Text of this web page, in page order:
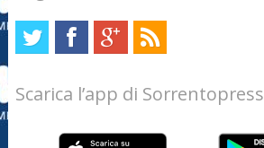
Scarica l’app di Sorrentopress